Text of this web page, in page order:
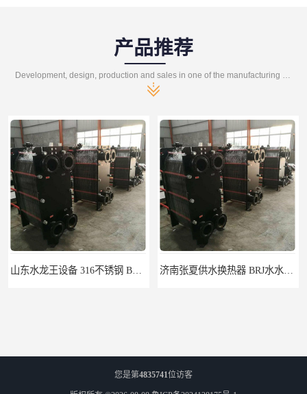
产品推荐
Development, design, production and sales in one of the manufacturing enterprises
您是第4835741位访客